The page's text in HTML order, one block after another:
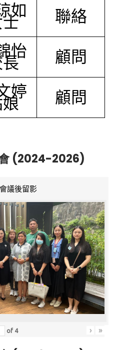
如 聯絡
怡 顧問
婷 顧問
(2024-2026)
議後留影
of 4 › »